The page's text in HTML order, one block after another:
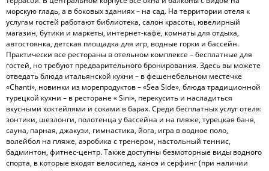
морскую гладь, а в боковых зданиях – на сад. На территории отеля к
услугам гостей работают библиотека, салон красоты, ювелирный
магазин, бутики и маркеты, интернет-кафе, комнаты для отдыха,
автостоянка, детская площадка для игр, водные горки и бассейн.
Практически все рестораны в отельном комплексе – бесплатные для
гостей, но требуют предварительного бронирования. Здесь вы можете
отведать блюда итальянской кухни – в фешенебельном местечке
«Chanti», новинки из морепродуктов – «Sea Side», блюда традиционной
турецкой кухни – в ресторане « Sini», перекусить и насладиться
вкусными коктейлями и соками в барах. Среди бесплатных услуг отеля:
зонтики, шезлонги, полотенца у бассейна и на пляже, турецкая баня,
сауна, парная, джакузи, гимнастика, йога, игра в водное поло,
волейбол на пляже, аэробика с тренером, настольный теннис,
бадминтон, фитнес-центр. Также доступны безмоторные виды водного
спорта, в которые входят велосипед, каноэ и серфинг (при наличии